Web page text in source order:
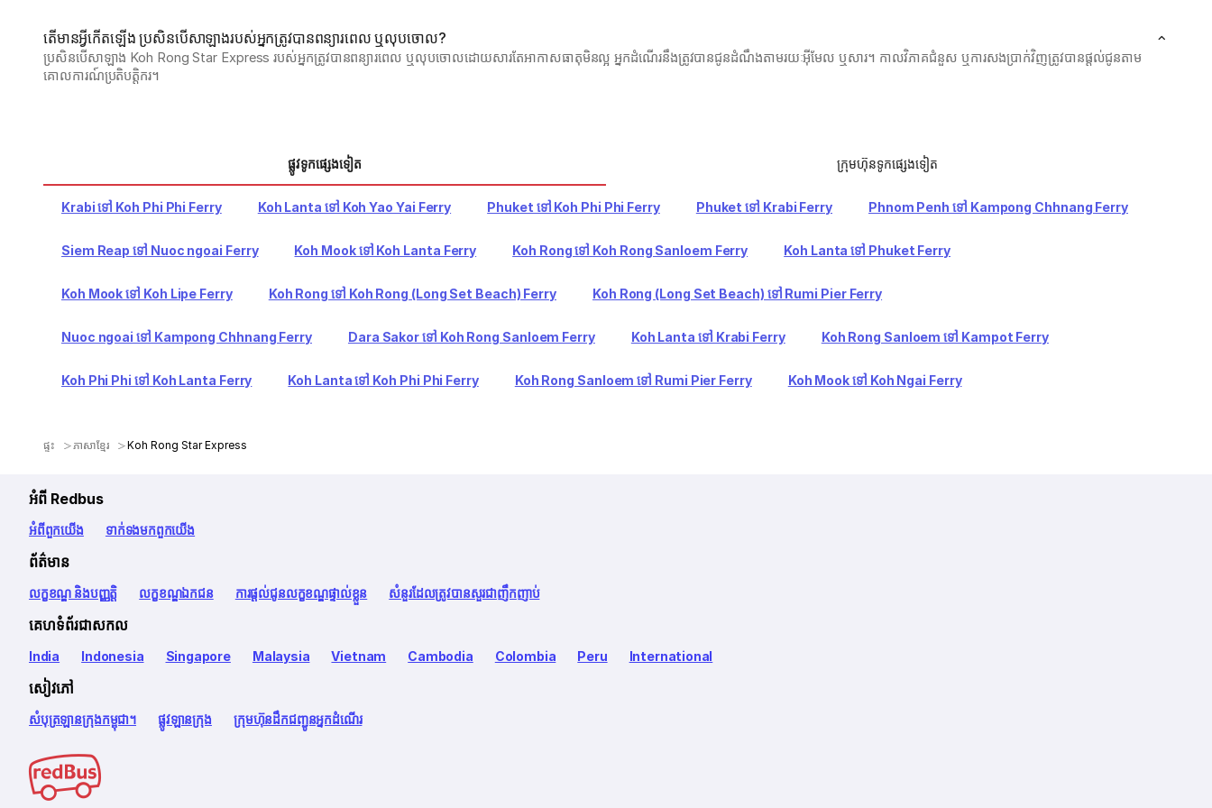
តើមានអ្វីកើតឡើង ប្រសិនបើសាឡាងរបស់អ្នកត្រូវបានពន្យារពេល ឬលុបចោល?
ប្រសិនបើសាឡាង Koh Rong Star Express របស់អ្នកត្រូវបានពន្យារពេល ឬលុបចោលដោយសារតែអាកាសធាតុមិនល្អ អ្នកដំណើរនឹងត្រូវបានជូនដំណឹងតាមរយៈអ៊ីមែល ឬសារ។ កាលវិភាគជំនួស ឬការសងប្រាក់វិញត្រូវបានផ្តល់ជូនតាម
គោលការណ៍ប្រតិបត្តិករ។
ផ្លូវទូកផ្សេងទៀត ក្រុមហ៊ុនទូកផ្សេងទៀត
Krabi ទៅ Koh Phi Phi Ferry Koh Lanta ទៅ Koh Yao Yai Ferry Phuket ទៅ Koh Phi Phi Ferry Phuket ទៅ Krabi Ferry Phnom Penh ទៅ Kampong Chhnang Ferry
Siem Reap ទៅ Nuoc ngoai Ferry Koh Mook ទៅ Koh Lanta Ferry Koh Rong ទៅ Koh Rong Sanloem Ferry Koh Lanta ទៅ Phuket Ferry
Koh Mook ទៅ Koh Lipe Ferry Koh Rong ទៅ Koh Rong (Long Set Beach) Ferry Koh Rong (Long Set Beach) ទៅ Rumi Pier Ferry
Nuoc ngoai ទៅ Kampong Chhnang Ferry Dara Sakor ទៅ Koh Rong Sanloem Ferry Koh Lanta ទៅ Krabi Ferry Koh Rong Sanloem ទៅ Kampot Ferry
Koh Phi Phi ទៅ Koh Lanta Ferry Koh Lanta ទៅ Koh Phi Phi Ferry Koh Rong Sanloem ទៅ Rumi Pier Ferry Koh Mook ទៅ Koh Ngai Ferry
ផ្ទះ ភាសាខ្មែរ Koh Rong Star Express
អំពី Redbus
អំពី​ពួក​យើង ទាក់ទង​មក​ពួក​យើង
ព័ត៌មាន
លក្ខខណ្ឌ និងបញ្ញត្តិ លក្ខខណ្ឌឯកជន ការផ្តល់ជូនលក្ខខណ្ឌផ្ទាល់ខ្លួន សំនួរដែលត្រូវបានសួរជាញឹកញាប់
គេហទំព័រជាសកល
India Indonesia Singapore Malaysia Vietnam Cambodia Colombia Peru International
សៀវភៅ
សំបុត្រឡានក្រុងកម្ពុជា។ ផ្លូវឡានក្រុង ក្រុមហ៊ុនដឹកជញ្ជូនអ្នកដំណើរ